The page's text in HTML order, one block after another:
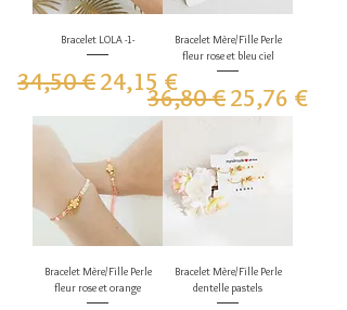
Bracelet LOLA -1-
Prix original
34,50 €Prix promotionnel
24,15 €
Bracelet Mère/Fille Perle
fleur rose et bleu ciel
Prix original
36,80 €Prix
25,76 €
Bracelet Mère/Fille Perle
fleur rose et orange
Bracelet Mère/Fille Perle
dentelle pastels